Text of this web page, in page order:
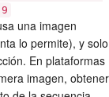
una imagen
lo permite), y solo
En plataformas
imagen, obtener